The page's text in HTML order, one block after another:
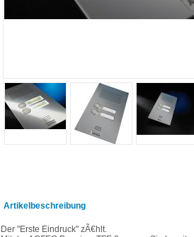
Artikelbeschreibung
Der "Erste Eindruck" zÃ€hlt.